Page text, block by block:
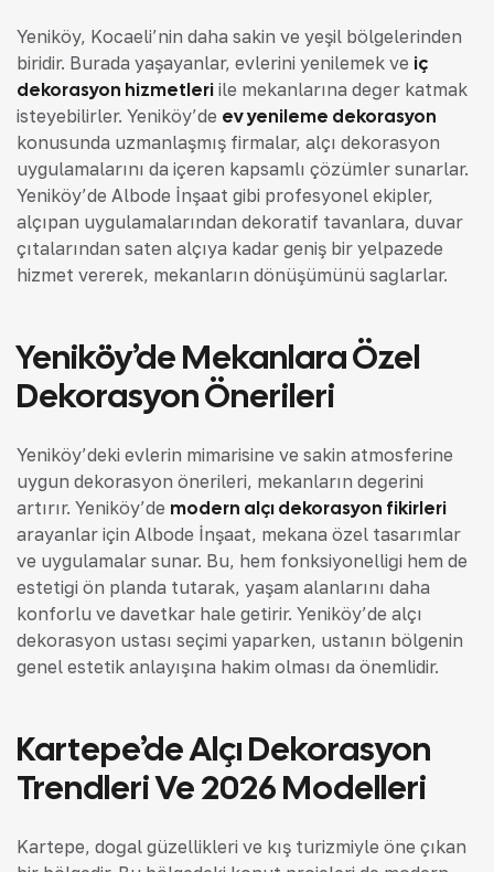
Yeniköy, Kocaeli’nin daha sakin ve yeşil bölgelerinden
biridir. Burada yaşayanlar, evlerini yenilemek ve iç
dekorasyon hizmetleri ile mekanlarına değer katmak
isteyebilirler. Yeniköy’de ev yenileme dekorasyon
konusunda uzmanlaşmış firmalar, alçı dekorasyon
uygulamalarını da içeren kapsamlı çözümler sunarlar.
Yeniköy’de Albode İnşaat gibi profesyonel ekipler,
alçıpan uygulamalarından dekoratif tavanlara, duvar
çıtalarından saten alçıya kadar geniş bir yelpazede
hizmet vererek, mekanların dönüşümünü sağlarlar.
Yeniköy’de Mekanlara Özel
Dekorasyon Önerileri
Yeniköy’deki evlerin mimarisine ve sakin atmosferine
uygun dekorasyon önerileri, mekanların değerini
artırır. Yeniköy’de modern alçı dekorasyon fikirleri
arayanlar için Albode İnşaat, mekana özel tasarımlar
ve uygulamalar sunar. Bu, hem fonksiyonelliği hem de
estetiği ön planda tutarak, yaşam alanlarını daha
konforlu ve davetkar hale getirir. Yeniköy’de alçı
dekorasyon ustası seçimi yaparken, ustanın bölgenin
genel estetik anlayışına hakim olması da önemlidir.
Kartepe’de Alçı Dekorasyon
Trendleri Ve 2026 Modelleri
Kartepe, doğal güzellikleri ve kış turizmiyle öne çıkan